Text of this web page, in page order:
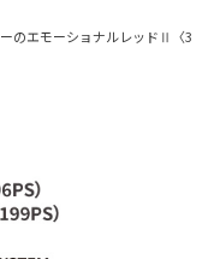
のエモーショナルレッドⅡ〈3